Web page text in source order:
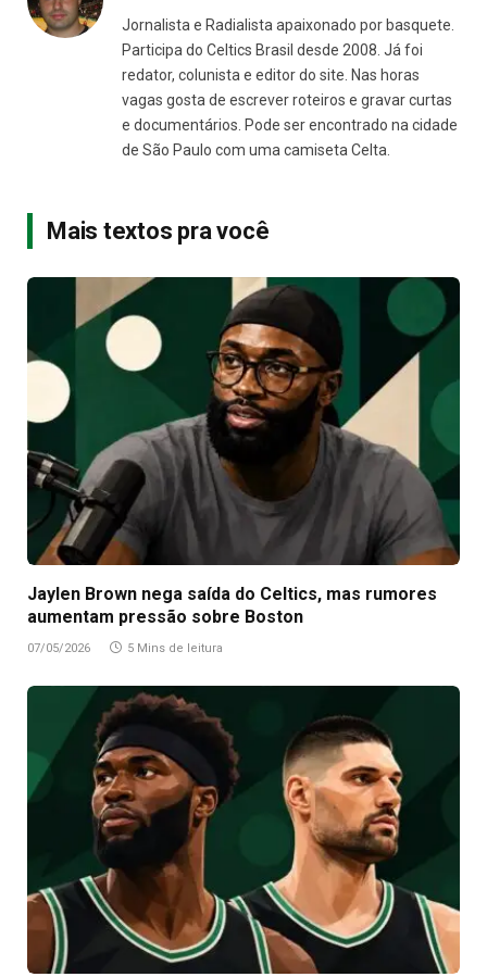
Jornalista e Radialista apaixonado por basquete.
Participa do Celtics Brasil desde 2008. Já foi
redator, colunista e editor do site. Nas horas
vagas gosta de escrever roteiros e gravar curtas
e documentários. Pode ser encontrado na cidade
de São Paulo com uma camiseta Celta.
Mais textos pra você
Jaylen Brown nega saída do Celtics, mas rumores
aumentam pressão sobre Boston
07/05/2026 5 Mins de leitura